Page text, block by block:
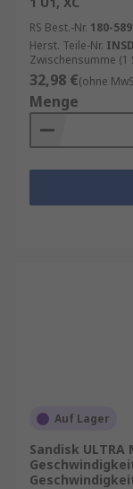
Karten mit
Verbatim–
täglichen
ATP
Karten mit
Procurement
RS Best.-Nr. 180-
Herst. Teile-Nr.
Zwischensumme (1
32,98 €(ohne
Menge
Auf Lager
Sandisk ULTRA